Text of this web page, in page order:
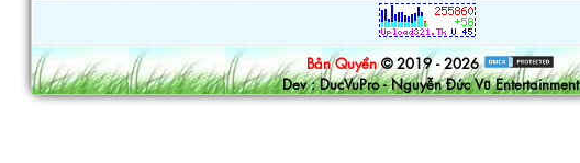
Bản Quyền © 2019 - 2026
Dev : DucVuPro - Nguyễn Đức Vũ Entertainment